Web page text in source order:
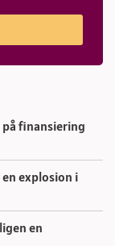
finansiering
explosion i
en